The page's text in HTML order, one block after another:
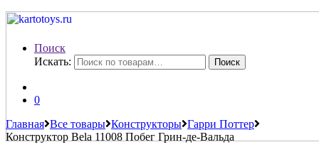
Поиск
Искать:
Поиск
0
Главная Все товары Конструкторы Гарри Поттер
Конструктор Bela 11008 Побег Грин-де-Вальда